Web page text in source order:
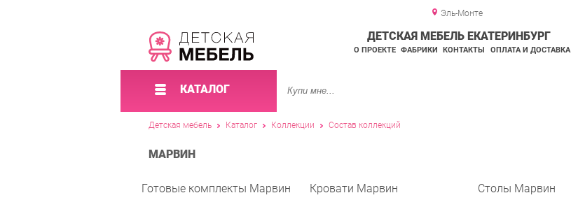
Эль-Монте
ДЕТСКАЯ МЕБЕЛЬ ЕКАТЕРИНБУРГ
О ПРОЕКТЕ ФАБРИКИ КОНТАКТЫ ОПЛАТА И ДОСТАВКА
КАТАЛОГ
Детская мебель Каталог Коллекции Состав коллекций
МАРВИН
Готовые комплекты Марвин Кровати Марвин Столы Марвин